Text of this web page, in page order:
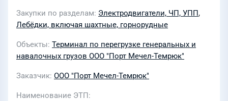
Закупки по разделам Электродвигатели, ЧП, УПП,
Лебёдки, включая шахтные, горнорудные
Объекты Терминал по перегрузке генеральных и
навалочных грузов ООО "Порт Мечел-Темрюк"
Заказчик ООО "Порт Мечел-Темрюк"
Наименование ЭТП